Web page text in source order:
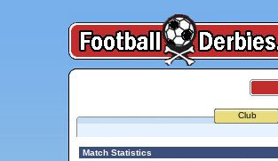
Club
Match Statistics